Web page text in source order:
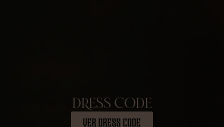
DRESS CODE
VER DRESS CODE